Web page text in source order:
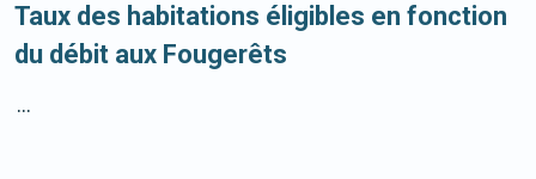
Taux des habitations éligibles en fonction
du débit aux Fougerêts
...